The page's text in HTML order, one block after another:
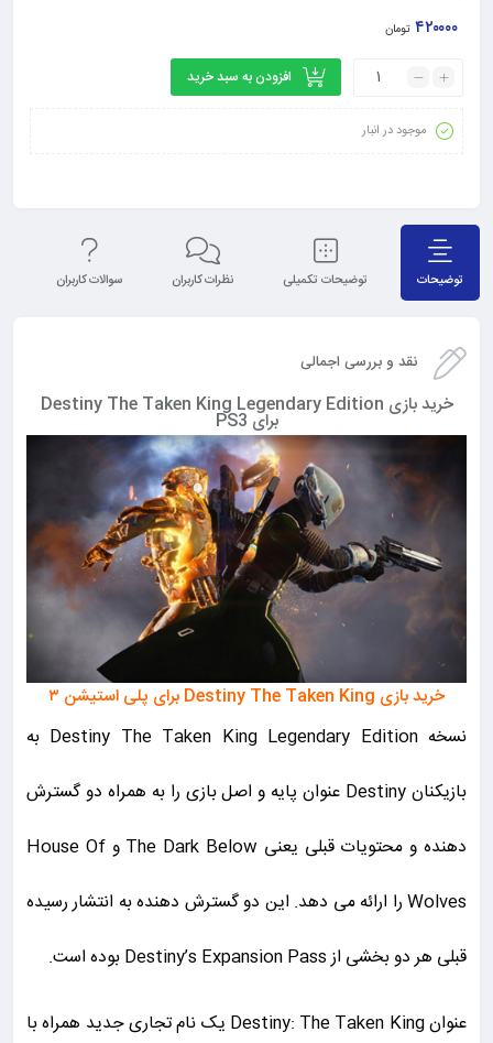
۴۲۰۰۰۰ تومان
افزودن به سبد خرید
موجود در انبار
توضیحات توضیحات تکمیلی نظرات کاربران سوالات کاربران
نقد و بررسی اجمالی
خرید بازی Destiny The Taken King Legendary Edition
برای PS3
خرید بازی Destiny The Taken King برای پلی استیشن ۳
نسخه Destiny The Taken King Legendary Edition به
بازیکنان Destiny عنوان پایه و اصل بازی را به همراه دو گسترش
دهنده و محتویات قبلی یعنی The Dark Below و House Of
Wolves را ارائه می دهد. این دو گسترش دهنده به انتشار رسیده
قبلی هر دو بخشی از Destiny’s Expansion Pass بوده است.
عنوان Destiny: The Taken King یک نام تجاری جدید همراه با